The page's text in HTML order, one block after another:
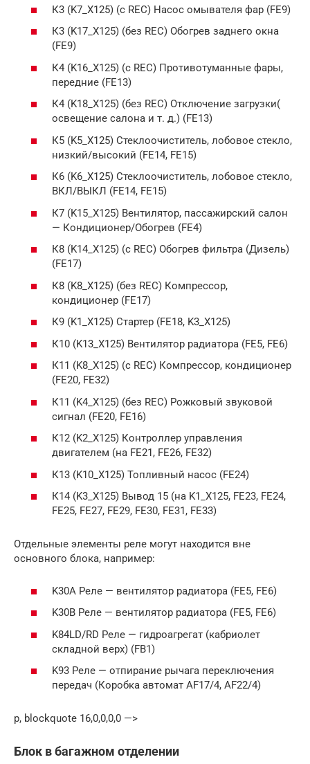
К3 (K7_X125) (с REC) Насос омывателя фар (FE9)
К3 (K17_X125) (без REC) Обогрев заднего окна
(FE9)
К4 (K16_X125) (с REC) Противотуманные фары,
передние (FE13)
К4 (K18_X125) (без REC) Отключение загрузки(
освещение салона и т. д.) (FE13)
К5 (K5_X125) Стеклоочиститель, лобовое стекло,
низкий/высокий (FE14, FE15)
К6 (K6_X125) Стеклоочиститель, лобовое стекло,
ВКЛ/ВЫКЛ (FE14, FE15)
К7 (K15_X125) Вентилятор, пассажирский салон
— Кондиционер/Обогрев (FE4)
К8 (K14_X125) (с REC) Обогрев фильтра (Дизель)
(FE17)
К8 (K8_X125) (без REC) Компрессор,
кондиционер (FE17)
К9 (K1_X125) Стартер (FE18, K3_X125)
К10 (K13_X125) Вентилятор радиатора (FE5, FE6)
К11 (K8_X125) (с REC) Компрессор, кондиционер
(FE20, FE32)
К11 (K4_X125) (без REC) Рожковый звуковой
сигнал (FE20, FE16)
К12 (K2_X125) Контроллер управления
двигателем (на FE21, FE26, FE32)
К13 (K10_X125) Топливный насос (FE24)
К14 (K3_X125) Вывод 15 (на K1_X125, FE23, FE24,
FE25, FE27, FE29, FE30, FE31, FE33)
Отдельные элементы реле могут находится вне
основного блока, например:
K30A Реле — вентилятор радиатора (FE5, FE6)
K30B Реле — вентилятор радиатора (FE5, FE6)
K84LD/RD Реле — гидроагрегат (кабриолет
складной верх) (FB1)
K93 Реле — отпирание рычага переключения
передач (Коробка автомат AF17/4, AF22/4)
p, blockquote 16,0,0,0,0 —>
Блок в багажном отделении